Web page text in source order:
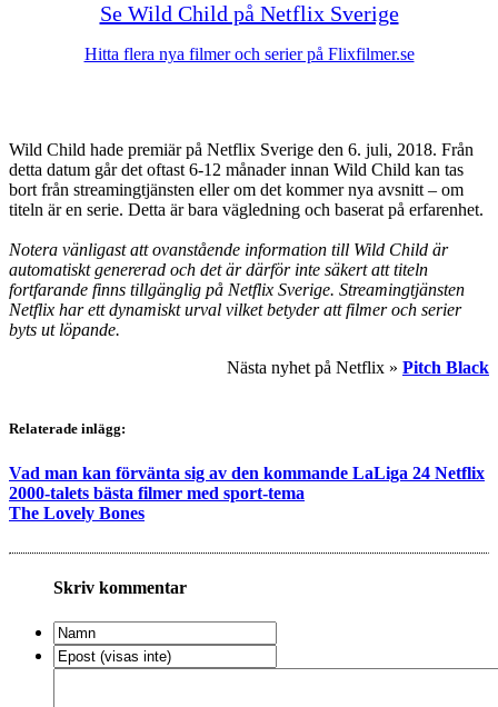
Se Wild Child på Netflix Sverige
Hitta flera nya filmer och serier på Flixfilmer.se
Wild Child hade premiär på Netflix Sverige den 6. juli, 2018. Från
detta datum går det oftast 6-12 månader innan Wild Child kan tas
bort från streamingtjänsten eller om det kommer nya avsnitt – om
titeln är en serie. Detta är bara vägledning och baserat på erfarenhet.
Notera vänligast att ovanstående information till Wild Child är
automatiskt genererad och det är därför inte säkert att titeln
fortfarande finns tillgänglig på Netflix Sverige. Streamingtjänsten
Netflix har ett dynamiskt urval vilket betyder att filmer och serier
byts ut löpande.
Nästa nyhet på Netflix » Pitch Black
Relaterade inlägg:
Vad man kan förvänta sig av den kommande LaLiga 24 Netflix
2000-talets bästa filmer med sport-tema
The Lovely Bones
Skriv kommentar